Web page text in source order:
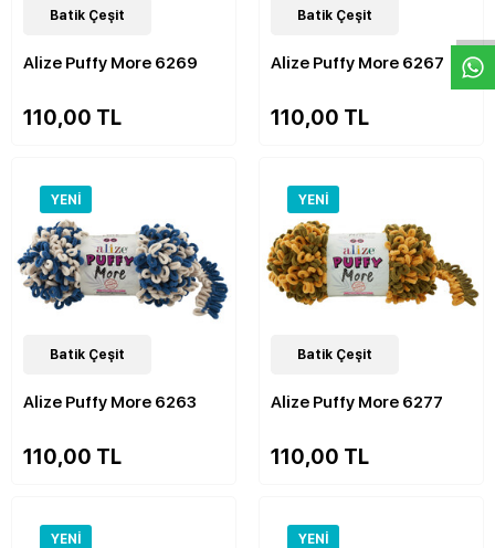
48Çeşit
Batik Çeşit
Alize Puffy More 6269
110,00 TL
48Çeşit
Batik Çeşit
Alize Puffy More 6267
110,00 TL
YENI
48Çeşit
Batik Çeşit
Alize Puffy More 6263
110,00 TL
YENI
48Çeşit
Batik Çeşit
Alize Puffy More 6277
110,00 TL
YENI YENI